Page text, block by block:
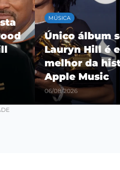
MÚSICA
BK’ celebra
“Castelos &
show
Maracaña
06/08/2026